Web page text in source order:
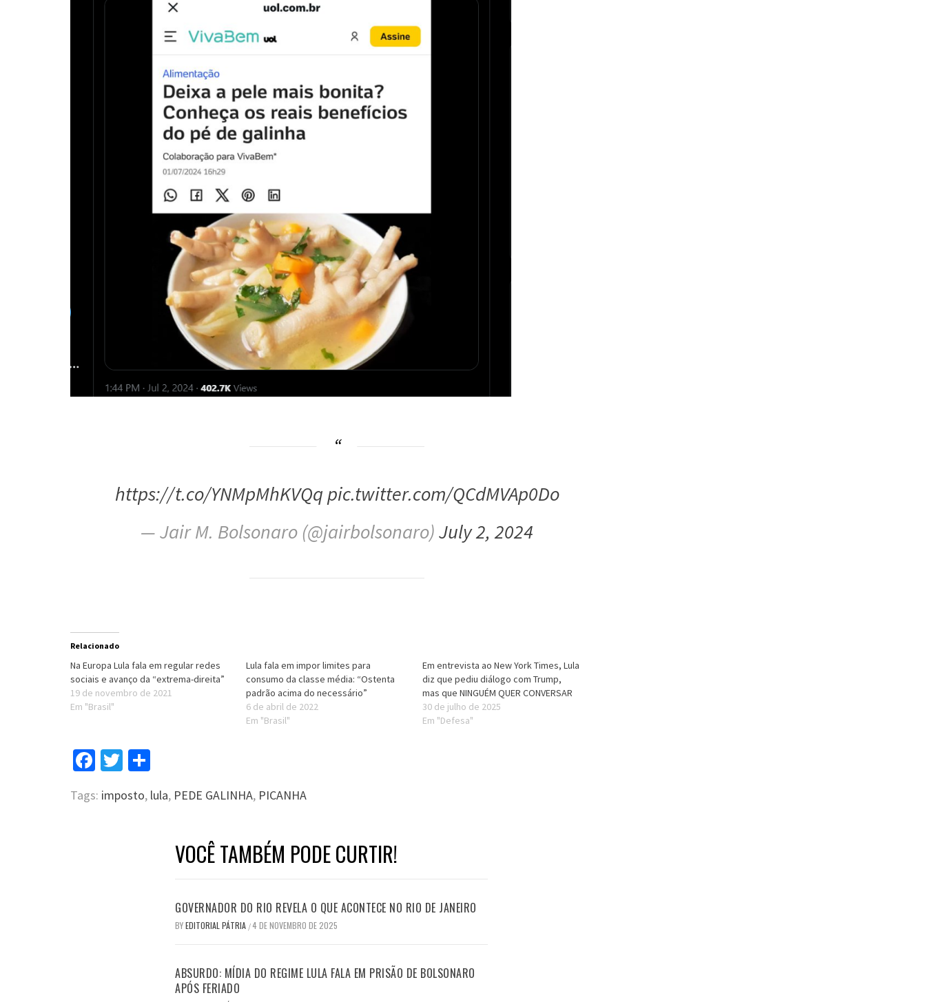
https://t.co/YNMpMhKVQq pic.twitter.com/QCdMVAp0Do
— Jair M. Bolsonaro (@jairbolsonaro)July 2, 2024
Relacionado
Na Europa Lula fala em regular redes
sociais e avanço da “extrema-direita”
19 de novembro de 2021
Em "Brasil"
Lula fala em impor limites para
consumo da classe média: “Ostenta
padrão acima do necessário”
6 de abril de 2022
Em "Brasil"
Em entrevista ao New York Times, Lula
diz que pediu diálogo com Trump,
mas que NINGUÉM QUER CONVERSAR
30 de julho de 2025
Em "Defesa"
Facebook
Twitter
Tags: imposto, lula, PEDE GALINHA, PICANHA
VOCÊ TAMBÉM PODE CURTIR!
GOVERNADOR DO RIO REVELA O QUE ACONTECE NO RIO DE JANEIRO
BYEDITORIAL PÁTRIA /4 DE NOVEMBRO DE 2025
ABSURDO: MÍDIA DO REGIME LULA FALA EM PRISÃO DE BOLSONARO
APÓS FERIADO